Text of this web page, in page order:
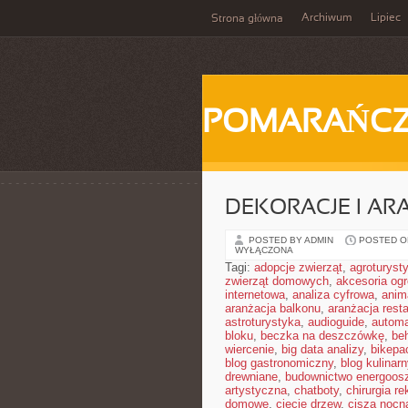
Strona główna Archiwum Lipiec
DEKORACJE I
POSTED BY ADMIN POSTED
WYŁĄCZONA
Tagi: adopcje zwierząt,
zwierząt domowych, akcesoria
internetowa, analiza cyfrowa,
aranżacja balkonu, aranżacja
astroturystyka, audioguide,
bloku, beczka na deszczówkę,
wiercenie, big data analizy,
blog gastronomiczny, blog
drewniane, budownictwo
artystyczna, chatboty, chirurgia
domowe, cięcie drzew, cisza